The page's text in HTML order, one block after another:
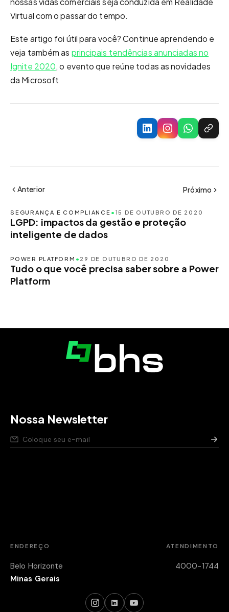
Virtual com o passar do tempo.
Este artigo foi útil para você? Continue aprendendo e
veja também as principais tendências anunciadas no
Ignite 2020, o evento que reúne todas as novidades
da Microsoft
Anterior Próximo
SEGURANÇA E COMPLIANCE • 15 DE OUTUBRO DE 2020
LGPD: impactos da gestão e proteção
inteligente de dados
POWER PLATFORM • 29 DE OUTUBRO DE 2020
Tudo o que você precisa saber sobre a Power
Platform
Nossa Newsletter
ENDEREÇO
Belo Horizonte
Minas Gerais
ATENDIMENTO
4000-1744